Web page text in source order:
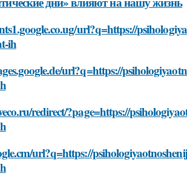
url?q=https://
ih
url?q=https://
redirect/?page=https://
url?q=https://